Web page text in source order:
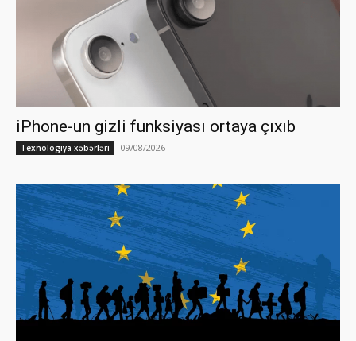
iPhone-un gizli funksiyası ortaya çıxıb
Texnologiya xəbərləri 09/08/2026